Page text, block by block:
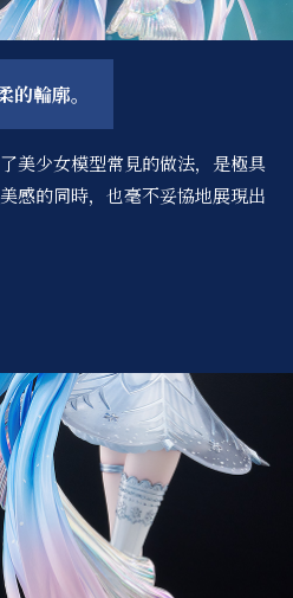
輪廓。
美少女模型常見的做法，是極具
感的同時，也毫不妥協地展現出